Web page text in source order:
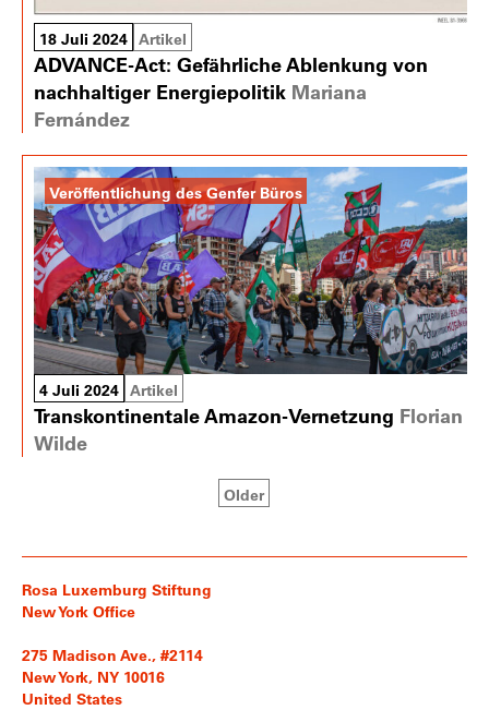
18 Juli 2024 Artikel
ADVANCE-Act: Gefährliche Ablenkung von
nachhaltiger Energiepolitik Mariana
Fernández
Veröffentlichung des Genfer Büros
4 Juli 2024 Artikel
Transkontinentale Amazon-Vernetzung Florian
Wilde
Older
Rosa Luxemburg Stiftung
New York Office
275 Madison Ave., #2114
New York, NY 10016
United States